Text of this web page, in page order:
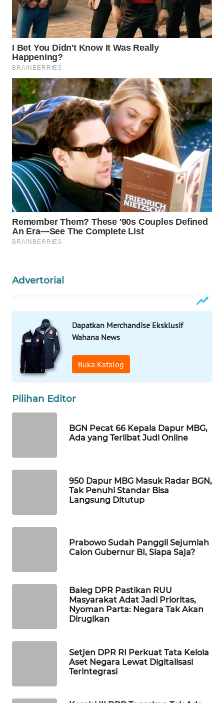
Advertorial
Dapatkan Merchandise Eksklusif
Wahana News
Buka Katalog
Pilihan Editor
BGN Pecat 66 Kepala Dapur MBG,
Ada yang Terlibat Judi Online
950 Dapur MBG Masuk Radar BGN,
Tak Penuhi Standar Bisa
Langsung Ditutup
Prabowo Sudah Panggil Sejumlah
Calon Gubernur BI, Siapa Saja?
Baleg DPR Pastikan RUU
Masyarakat Adat Jadi Prioritas,
Nyoman Parta: Negara Tak Akan
Dirugikan
Setjen DPR RI Perkuat Tata Kelola
Aset Negara Lewat Digitalisasi
Terintegrasi
WAHANA
KONSUMEN
WAHANA
LISTRIK
WAHANA
TRAVEL
WAHANA
TV
WAHANANEWS
ID
WAHANANEWS
CO ID
WAHANANEWS
NET
SPORT
UMKM
WAHANA
SELEB
WAHANA
WAHANA
Wahana
Network